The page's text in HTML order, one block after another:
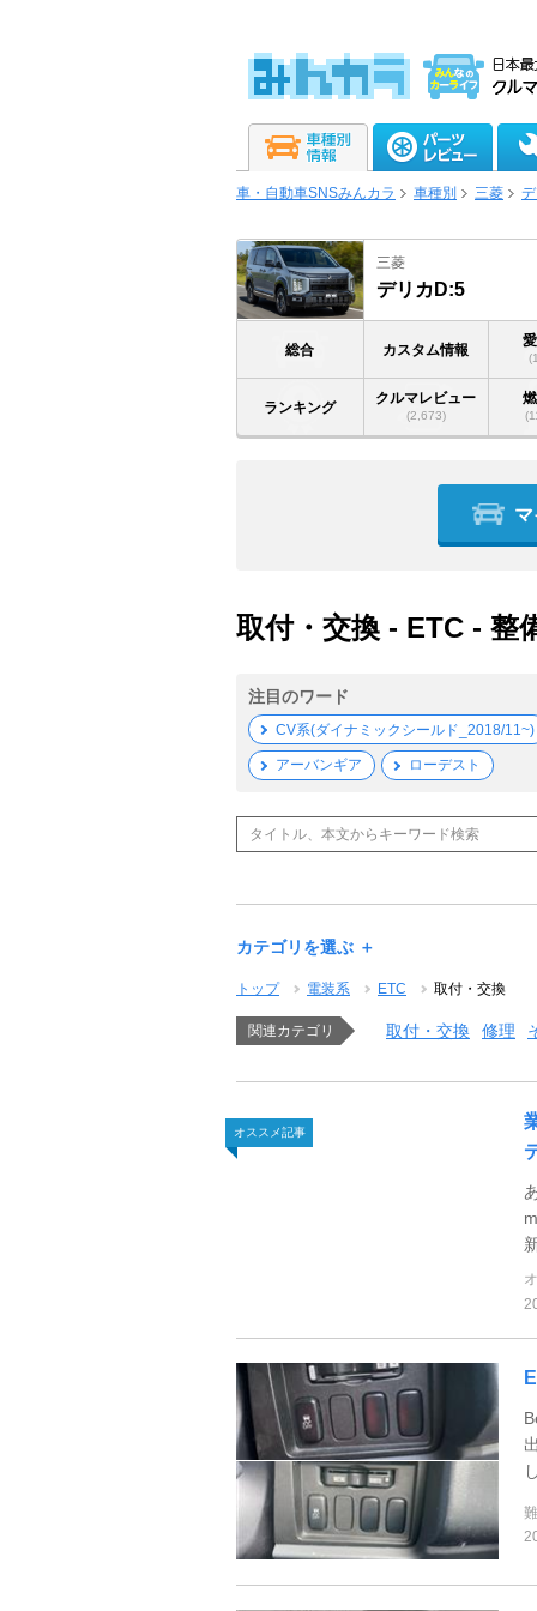
車・自動車SNSみんカラ 車種別 三菱
三菱
デリカD:5
総合 カスタム情報
ランキング
クルマレビュー
(2,673)
取付・交換 - ETC - 整
注目のワード
CV系(ダイナミックシールド_2018/11~)
アーバンギア ローデスト
カテゴリを選ぶ ＋
トップ 電装系 ETC 取付・交換
関連カテゴリ 取付・交換 修理
オススメ記事